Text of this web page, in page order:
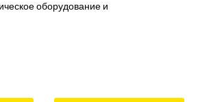
оборудование и